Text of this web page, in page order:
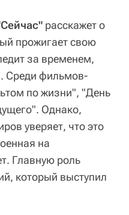
расскажет о
прожигает свою
за временем,
Среди фильмов-
по жизни", "День
Однако,
уверяет, что это
на
Главную роль
который выступил